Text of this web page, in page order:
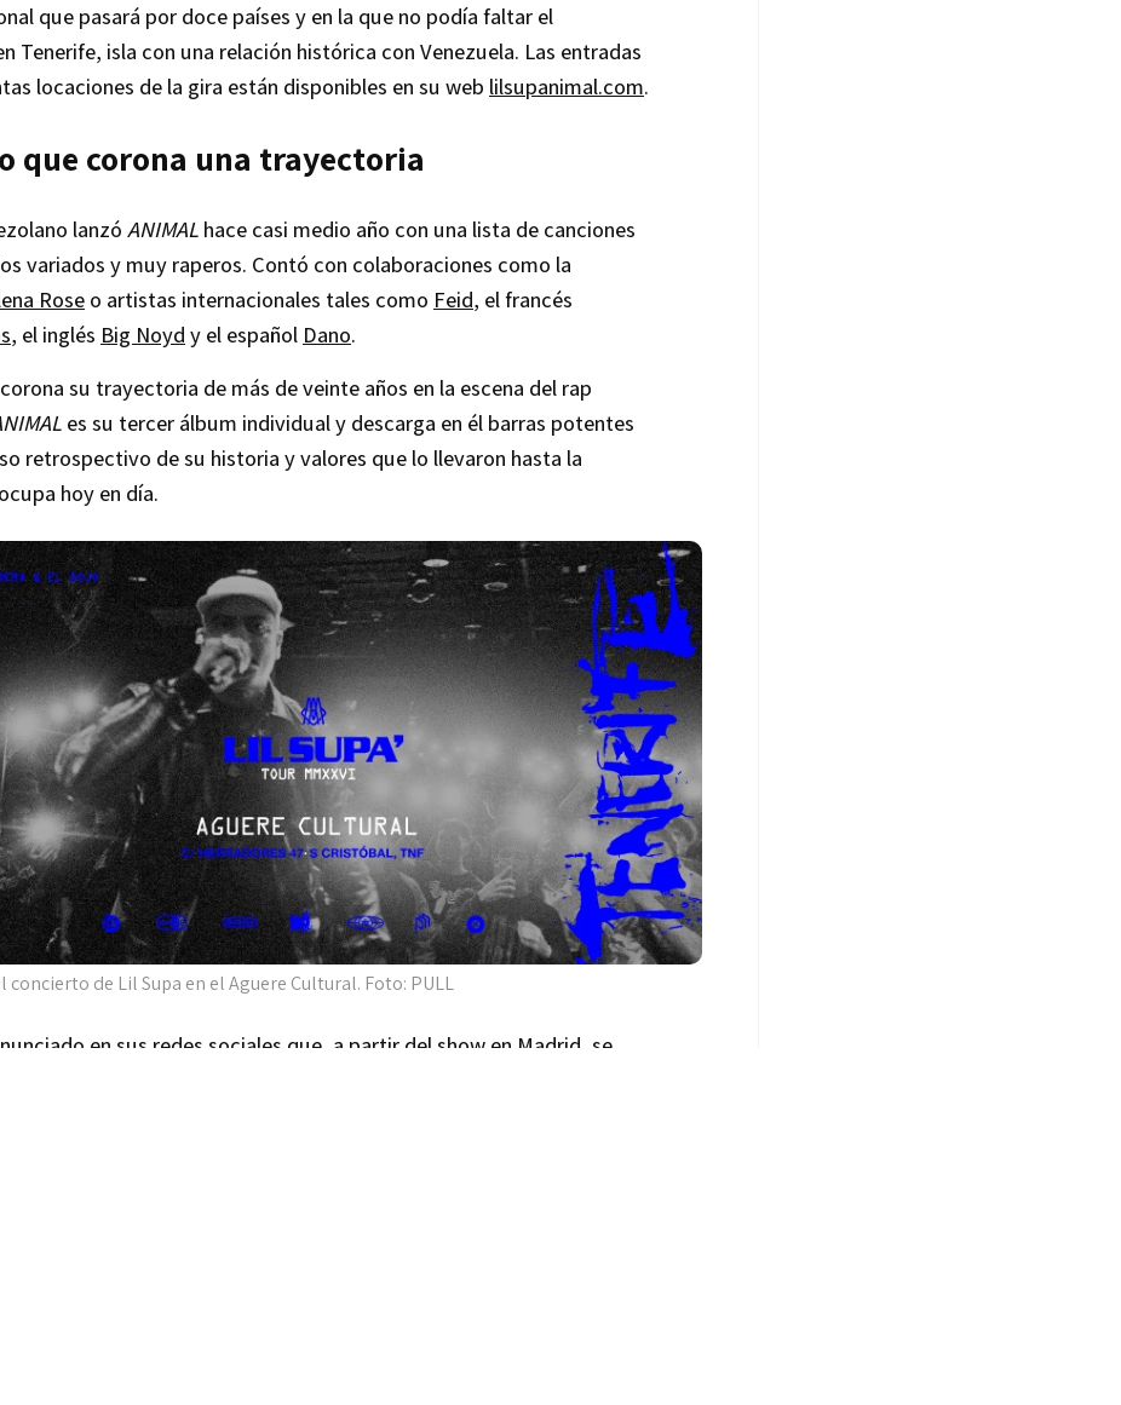
que pasará por doce países y en la que no podía faltar el
Tenerife, isla con una relación histórica con Venezuela. Las entradas
locaciones de la gira están disponibles en su web lilsupanimal.com.
que corona una trayectoria
lanzó ANIMAL hace casi medio año con una lista de canciones
variados y muy raperos. Contó con colaboraciones como la
Rose o artistas internacionales tales como Feid, el francés
, el inglés Big Noyd y el español Dano.
su trayectoria de más de veinte años en la escena del rap
es su tercer álbum individual y descarga en él barras potentes
retrospectivo de su historia y valores que lo llevaron hasta la
hoy en día.
concierto de Lil Supa en el Aguere Cultural. Foto: PULL
en sus redes sociales que, a partir del show en Madrid, se